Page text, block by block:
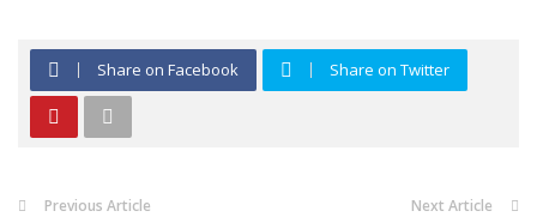
Share on Facebook Share on Twitter
Previous Article Next Article